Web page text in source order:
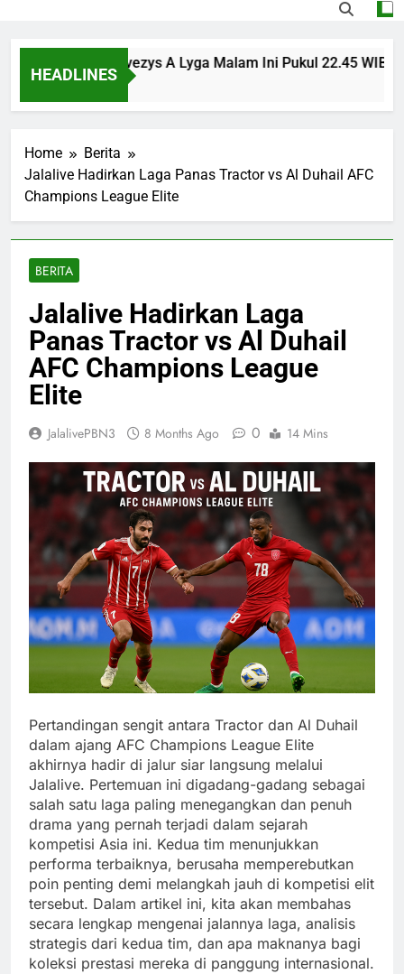
HEADLINES
vs Panevezys A Lyga Malam Ini Pukul 22.45 WIB
Home
Berita
Jalalive Hadirkan Laga Panas Tractor vs Al Duhail AFC
Champions League Elite
BERITA
Jalalive Hadirkan Laga
Panas Tractor vs Al Duhail
AFC Champions League
Elite
JalalivePBN3 8 Months Ago 0 14 Mins
Pertandingan sengit antara Tractor dan Al Duhail
dalam ajang AFC Champions League Elite
akhirnya hadir di jalur siar langsung melalui
Jalalive. Pertemuan ini digadang-gadang sebagai
salah satu laga paling menegangkan dan penuh
drama yang pernah terjadi dalam sejarah
kompetisi Asia ini. Kedua tim menunjukkan
performa terbaiknya, berusaha memperebutkan
poin penting demi melangkah jauh di kompetisi elit
tersebut. Dalam artikel ini, kita akan membahas
secara lengkap mengenai jalannya laga, analisis
strategis dari kedua tim, dan apa maknanya bagi
koleksi prestasi mereka di panggung internasional.